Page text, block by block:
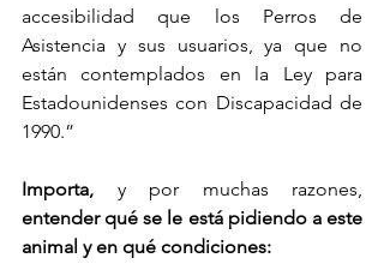
accesibilidad que los Perros de
Asistencia y sus usuarios, ya que no
están contemplados en la Ley para
Estadounidenses con Discapacidad de
1990.”
Importa,
entender qué se le está pidiendo a este
animal y en qué condiciones: